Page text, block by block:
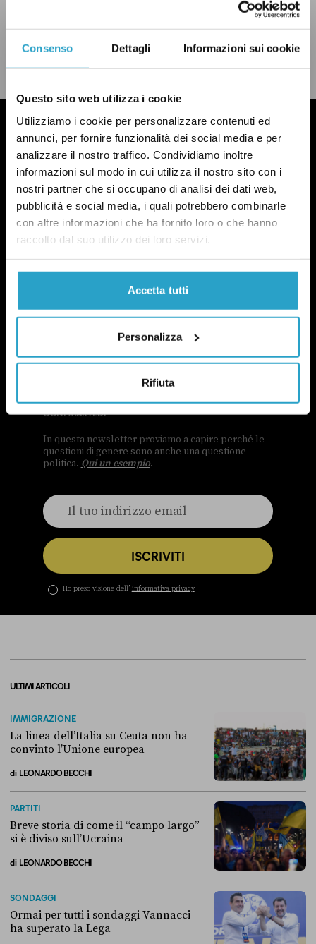
Consenso Dettagli Informazioni sui cookie
Questo sito web utilizza i cookie
Utilizziamo i cookie per personalizzare contenuti ed
annunci, per fornire funzionalità dei social media e per
analizzare il nostro traffico. Condividiamo inoltre
informazioni sul modo in cui utilizza il nostro sito con i
nostri partner che si occupano di analisi dei dati web,
pubblicità e social media, i quali potrebbero combinarle
con altre informazioni che ha fornito loro o che hanno
raccolto dal suo utilizzo dei loro servizi.
Accetta tutti
Personalizza
Rifiuta
LEGGI LA NOSTRA POLITICA DELLE CORREZIONI
POLITICA DI UN CERTO GENERE
OGNI MARTEDÌ
In questa newsletter proviamo a capire perché le
questioni di genere sono anche una questione
politica. Qui un esempio.
ISCRIVITI
Ho preso visione dell’ informativa privacy
ULTIMI ARTICOLI
IMMIGRAZIONE
La linea dell’Italia su Ceuta non ha
convinto l’Unione europea
di LEONARDO BECCHI
PARTITI
Breve storia di come il “campo largo”
si è diviso sull’Ucraina
di LEONARDO BECCHI
SONDAGGI
Ormai per tutti i sondaggi Vannacci
ha superato la Lega